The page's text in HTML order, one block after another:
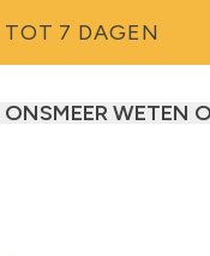
7 DAGEN
ONSMEER WETEN